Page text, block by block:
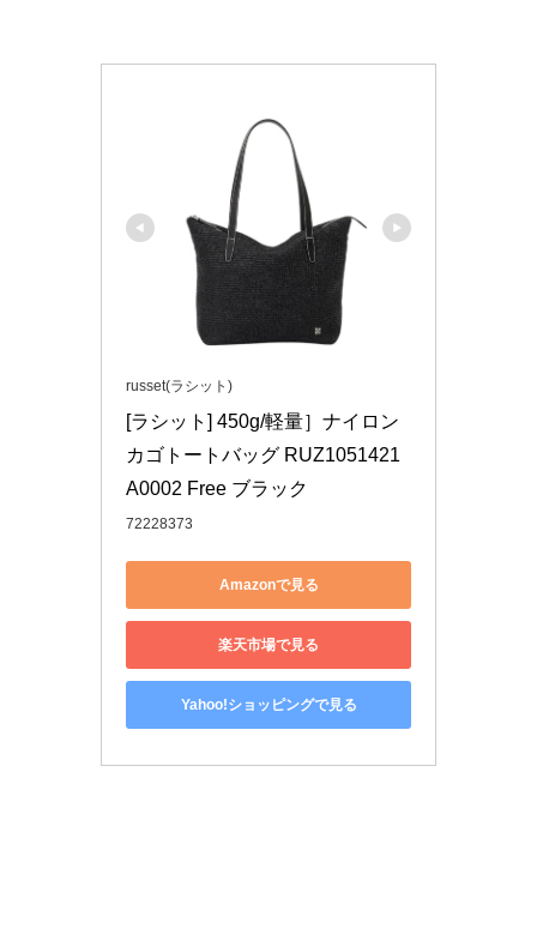
russet(ラシット)
[ラシット] 450g/軽量］ナイロン
カゴトートバッグ RUZ1051421
A0002 Free ブラック
72228373
Amazonで見る
楽天市場で見る
Yahoo!ショッピングで見る